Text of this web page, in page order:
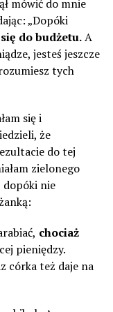
mówić do mnie
„Dopóki
do budżetu.A
jesteś jeszcze
tych
się i
że
do tej
zielonego
dopóki nie
chociaż
pieniędzy.
córka też daje na